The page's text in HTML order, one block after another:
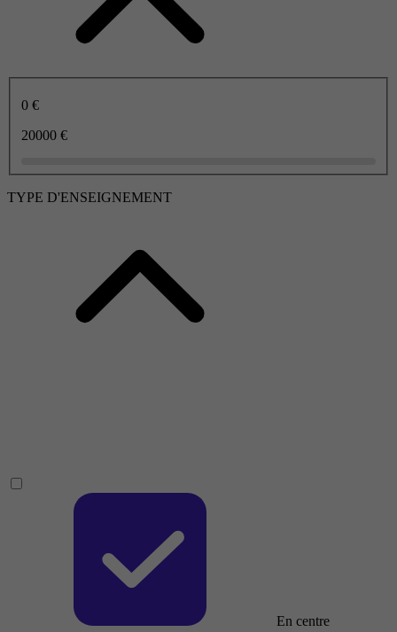
0 €
20000 €
TYPE D'ENSEIGNEMENT
En centre